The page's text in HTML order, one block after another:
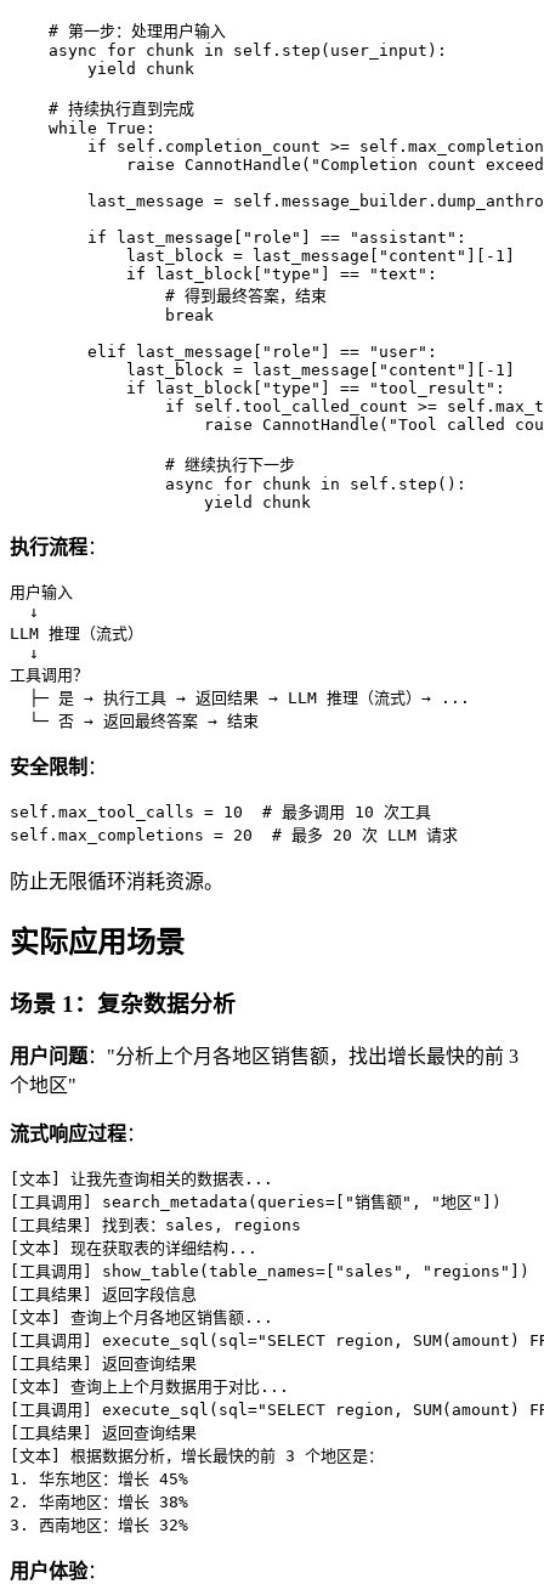
    # 第一步：处理用户输入
    async for chunk in self.step(user_input):
        yield chunk
    # 持续执行直到完成
    while True:
if self.completion_count >=
raise CannotHandle("Completion count
last_message =
        if last_message["role"] == "assistant":
            last_block = last_message["content"][-1]
            if last_block["type"] == "text":
                # 得到最终答案，结束
                break
        elif last_message["role"] == "user":
            last_block = last_message["content"][-1]
            if last_block["type"] == "tool_result":
if self.tool_called_count >=
raise CannotHandle("Tool called
                # 继续执行下一步
                async for chunk in self.step():
执行流程：
用户输入
  ↓
LLM 推理（流式）
  ↓
工具调用？
  ├─ 是 → 执行工具 → 返回结果 → LLM 推理（流式）→ ...
安全限制 ：
self.max_tool_calls = 10  # 最多调用 10 次工具
防止无限循环消耗资源。
实际应用场景
场景 1：复杂数据分析
用户问题："分析上个月各地区销售额，找出增长最快的前 3
个地区"
流式响应过程：
[文本] 让我先查询相关的数据表...
[工具调用] search_metadata(queries=["销售额", "地区"])
[工具结果] 找到表：sales, regions
[文本] 现在获取表的详细结构...
[工具调用] show_table(table_names=["sales", "regions"])
[工具结果] 返回字段信息
[文本] 查询上个月各地区销售额...
[工具调用] execute_sql(sql="SELECT region, SUM(amount)
[工具结果] 返回查询结果
[文本] 查询上上个月数据用于对比...
[工具调用] execute_sql(sql="SELECT region, SUM(amount)
[工具结果] 返回查询结果
[文本] 根据数据分析，增长最快的前 3 个地区是：
1. 华东地区：增长 45%
2. 华南地区：增长 38%
用户体验：